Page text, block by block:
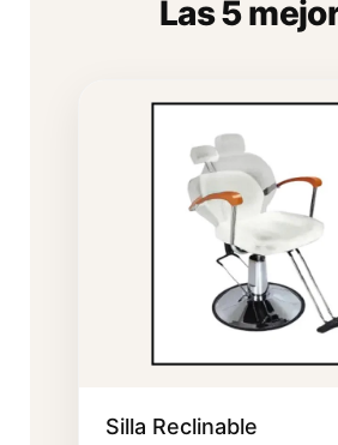
Las 5
Silla Reclinable